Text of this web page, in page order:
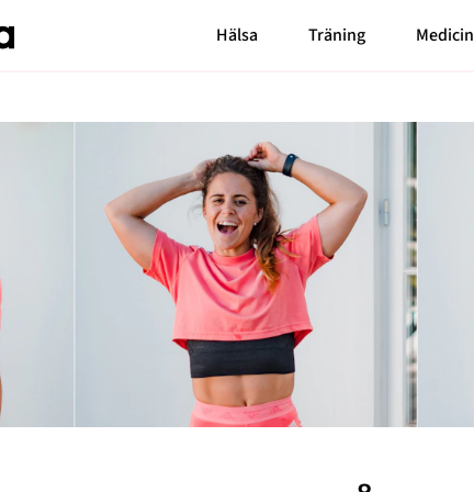
Hälsa Träning Medicin
nytt
& skönhet
Motherhood
Bloggar
Carin da Silva
Markiz Tainton
Elaine Eksvärd
Malin Berghagen
Blossom Tainton
Shama Persson
My Westerdahl